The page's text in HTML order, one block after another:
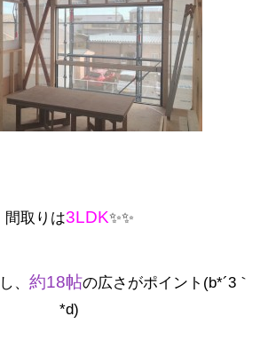
間取りは3LDK✨✨
、 約18帖の広さがポイント(b*´3｀
*d)